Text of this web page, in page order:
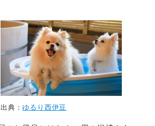
出典： ゆるり西伊豆